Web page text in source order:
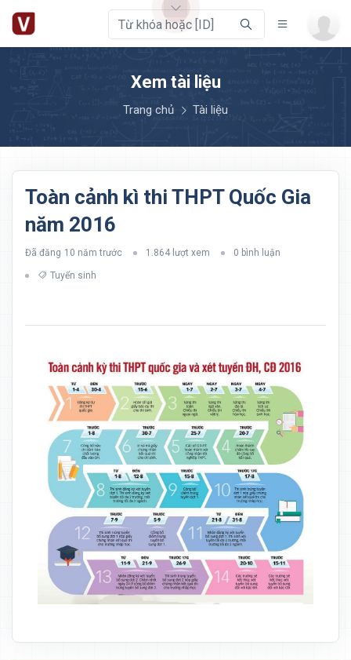
Xem tài liệu
Trang chủ Tài liệu
Toàn cảnh kì thi THPT Quốc Gia
năm 2016
Đã đăng 10 năm trước 1.864 lượt xem 0 bình luận
Tuyển sinh